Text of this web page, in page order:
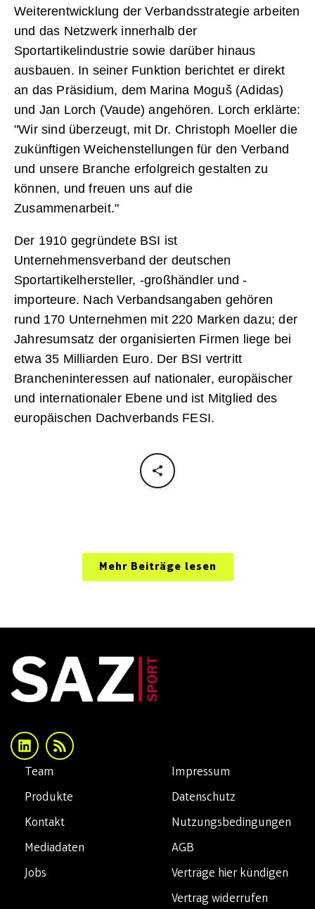
Weiterentwicklung der Verbandsstrategie arbeiten
und das Netzwerk innerhalb der
Sportartikelindustrie sowie darüber hinaus
ausbauen. In seiner Funktion berichtet er direkt
an das Präsidium, dem Marina Moguš (Adidas)
und Jan Lorch (Vaude) angehören. Lorch erklärte:
"Wir sind überzeugt, mit Dr. Christoph Moeller die
zukünftigen Weichenstellungen für den Verband
und unsere Branche erfolgreich gestalten zu
können, und freuen uns auf die
Zusammenarbeit."
Der 1910 gegründete BSI ist
Unternehmensverband der deutschen
Sportartikelhersteller, -großhändler und -
importeure. Nach Verbandsangaben gehören
rund 170 Unternehmen mit 220 Marken dazu; der
Jahresumsatz der organisierten Firmen liege bei
etwa 35 Milliarden Euro. Der BSI vertritt
Brancheninteressen auf nationaler, europäischer
und internationaler Ebene und ist Mitglied des
europäischen Dachverbands FESI.
Mehr Beiträge lesen
Impressum
Datenschutz
Nutzungsbedingungen
AGB
Verträge hier kündigen
Vertrag widerrufen
Team
Produkte
Kontakt
Mediadaten
Jobs